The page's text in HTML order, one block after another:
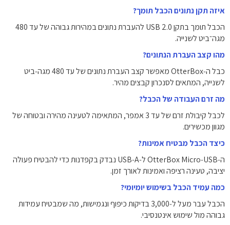
איזה תקן נתונים הכבל תומך?
הכבל תומך בתקן USB 2.0 להעברת נתונים במהירות גבוהה של עד 480
מגה־ביט לשנייה.
מהו קצב העברת הנתונים?
כבל ה‑OtterBox מאפשר קצב העברת נתונים של עד 480 מגה‑ביט
לשנייה, המתאים לסנכרון קבצים מהיר.
מה זרם העבודה של הכבל?
לכבל קיבולת זרם של עד 3 אמפר, המתאימה לטעינה מהירה ובטוחה של
מגוון מכשירים.
כיצד הכבל מבטיח אמינות?
ה‑OtterBox Micro‑USB ל‑USB‑A נבדק בקפדנות כדי להבטיח פעולה
יציבה, טעינה רציפה ואמינות לאורך זמן.
כמה עמיד הכבל בשימוש יומיומי?
הכבל עבר מעל ל‑3,000 בדיקות כיפוף ונגמישות, מה שמבטיח עמידות
גבוהה מול שימוש אינטנסיבי.